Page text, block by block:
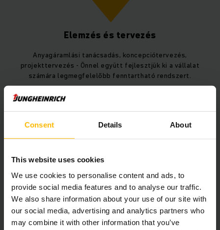
Consent Details About
This website uses cookies
We use cookies to personalise content and ads, to
provide social media features and to analyse our traffic.
We also share information about your use of our site with
our social media, advertising and analytics partners who
may combine it with other information that you’ve
Elemzés és tervezés
Anyagáramlási tanácsadás, koncepciótervezés,
projekttervezés - Önnel együtt fejlesztjük ki a vállalat
számára legmegfelelőbb fenntartható rendszert.
2
Stratégia és az automatizálás mértéke
We determine the warehouse strategy and the degree
of automation in order to then select the appropriate
subsystems for your future-proof complete solution.